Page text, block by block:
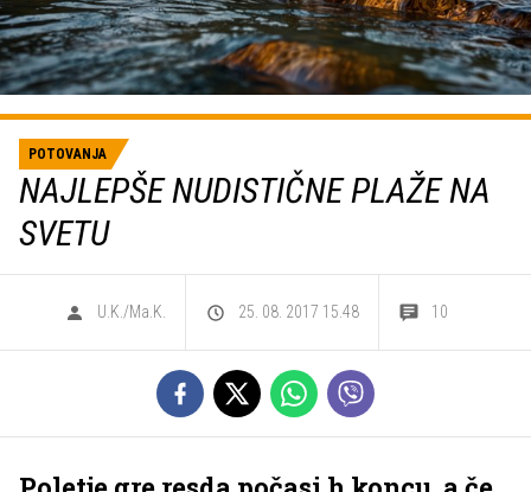
POTOVANJA
NAJLEPŠE NUDISTIČNE PLAŽE NA
SVETU
U.K./Ma.K. 25. 08. 2017 15.48 10